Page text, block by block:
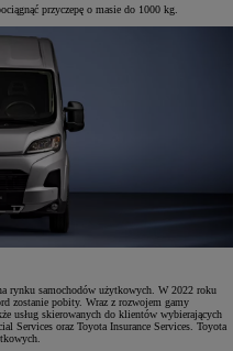
przyczepę o masie do 1000 kg.
rynku samochodów użytkowych. W 2022 roku
zostanie pobity. Wraz z rozwojem gamy
usług skierowanych do klientów wybierających
Services oraz Toyota Insurance Services. Toyota